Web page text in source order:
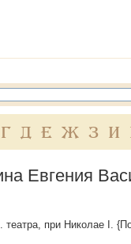
Г Д Е Ж З И
Евгения
театра, при Николае I.